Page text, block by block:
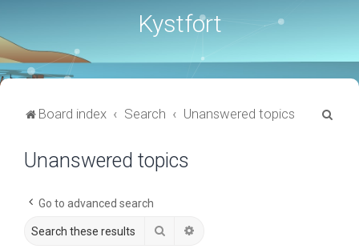
Kystfort
Board index Search Unanswered topics
Unanswered topics
Go to advanced search
Search